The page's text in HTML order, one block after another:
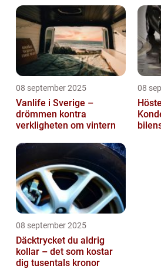
08 september 2025
Vanlife i Sverige –
drömmen kontra
verkligheten om vintern
08
08 september 2025
Däcktrycket du aldrig
kollar – det som kostar
dig tusentals kronor